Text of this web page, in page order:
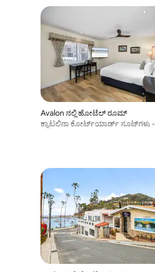
Avalon ನಲ್ಲಿ ಹೋಟೆಲ್ ರೂಮ್
ಕ್ಯಾಟಲಿನಾ ಕೋರ್ಟ್‌ಯಾರ್ಡ್ ಸೂಟ್‌ಗಳು -